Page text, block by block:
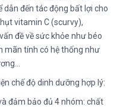
dẫn đến tác động bất lợi cho
vitamin C (scurvy),
đề về sức khỏe như béo
mãn tính có hệ thống như
chế độ dinh dưỡng hợp lý:
đảm bảo đủ 4 nhóm: chất